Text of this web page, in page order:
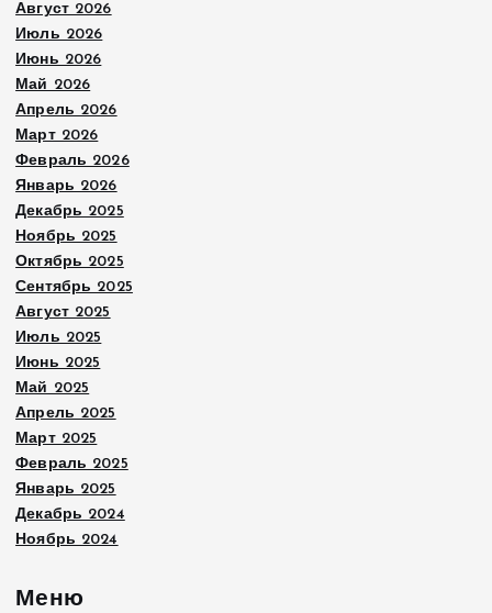
Август 2026
Июль 2026
Июнь 2026
Май 2026
Апрель 2026
Март 2026
Февраль 2026
Январь 2026
Декабрь 2025
Ноябрь 2025
Октябрь 2025
Сентябрь 2025
Август 2025
Июль 2025
Июнь 2025
Май 2025
Апрель 2025
Март 2025
Февраль 2025
Январь 2025
Декабрь 2024
Ноябрь 2024
Меню